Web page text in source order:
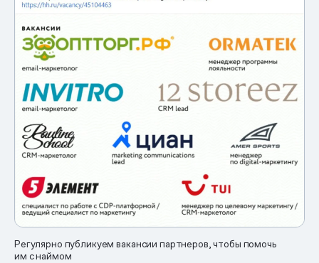
Регулярно публикуем вакансии партнеров, чтобы помочь
им с наймом